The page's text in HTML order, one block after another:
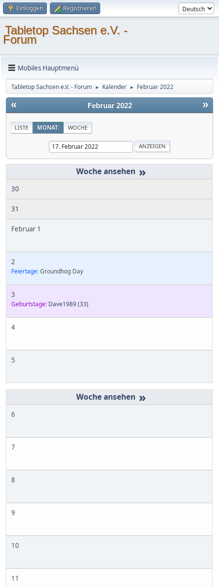
Einloggen Registrieren
Tabletop Sachsen e.V. -
Forum
Mobiles Hauptmenü
Tabletop Sachsen e.V. - Forum ► Kalender ► Februar 2022
« »
Februar 2022
LISTE MONAT: WOCHE
»
30
31
Februar 1
2
Feiertage:Groundhog Day
3
Geburtstage: Dave1989(33)
4
5
»
6
7
8
9
10
11